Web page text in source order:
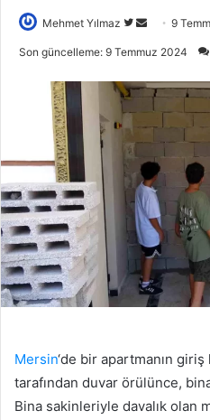
Mehmet Yılmaz
Twitter'da
Bir
göndermek
9
Son güncelleme: 9 Temmuz 2024
Mersin‘de bir apartmanın giriş
tarafından duvar örülünce,
Bina sakinleriyle davalık olan